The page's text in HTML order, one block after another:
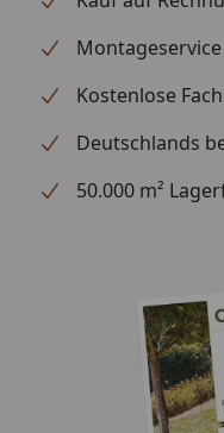
Optional
erhältlich
"Zubehör")
B.
Montageservice
Kostenlose
Deutschlands
50.000 m²